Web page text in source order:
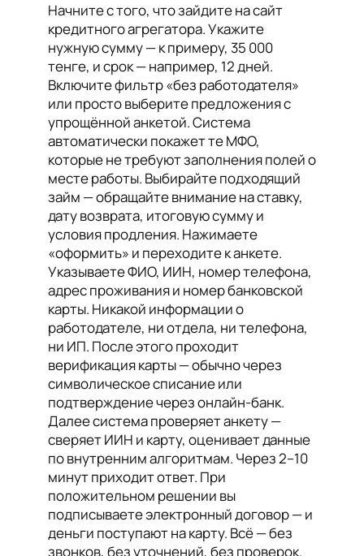
Начните с того, что зайдите на сайт
кредитного агрегатора. Укажите
нужную сумму — к примеру, 35 000
тенге, и срок — например, 12 дней.
Включите фильтр «без работодателя»
или просто выберите предложения с
упрощённой анкетой. Система
автоматически покажет те МФО,
которые не требуют заполнения полей о
месте работы. Выбирайте подходящий
займ — обращайте внимание на ставку,
дату возврата, итоговую сумму и
условия продления. Нажимаете
«оформить» и переходите к анкете.
Указываете ФИО, ИИН, номер телефона,
адрес проживания и номер банковской
карты. Никакой информации о
работодателе, ни отдела, ни телефона,
ни ИП. После этого проходит
верификация карты — обычно через
символическое списание или
подтверждение через онлайн-банк.
Далее система проверяет анкету —
сверяет ИИН и карту, оценивает данные
по внутренним алгоритмам. Через 2–10
минут приходит ответ. При
положительном решении вы
подписываете электронный договор — и
деньги поступают на карту. Всё — без
звонков, без уточнений, без проверок.